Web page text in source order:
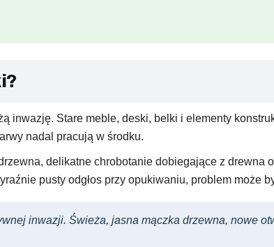
inwazję. Stare meble, deski, belki i elementy
nadal pracują w środku.
delikatne chrobotanie dobiegające z drewna
pusty odgłos przy opukiwaniu, problem może
inwazji. Świeża, jasna mączka drzewna, nowe